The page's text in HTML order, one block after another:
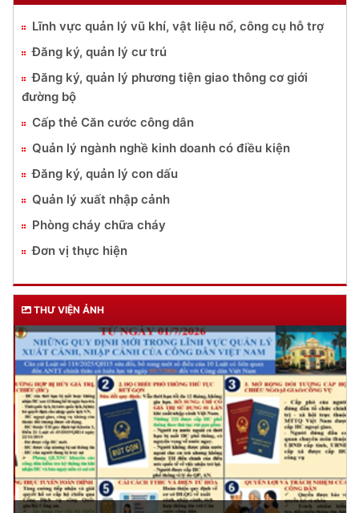
DỊCH VỤ CÔNG
Lĩnh vực quản lý vũ khí, vật liệu nổ, công cụ hỗ trợ
Đăng ký, quản lý cư trú
Đăng ký, quản lý phương tiện giao thông cơ giới
đường bộ
Cấp thẻ Căn cước công dân
Quản lý ngành nghề kinh doanh có điều kiện
Đăng ký, quản lý con dấu
Quản lý xuất nhập cảnh
Phòng cháy chữa cháy
Đơn vị thực hiện